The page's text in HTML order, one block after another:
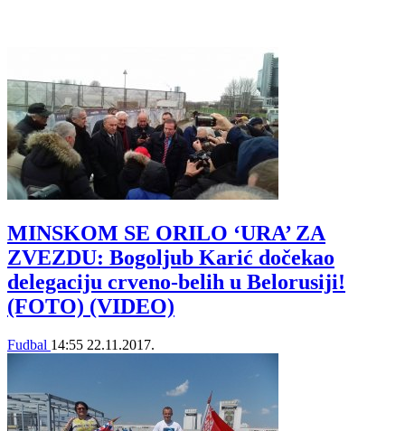
MINSKOM SE ORILO ‘URA’ ZA
ZVEZDU: Bogoljub Karić dočekao
delegaciju crveno-belih u Belorusiji!
(FOTO) (VIDEO)
Fudbal 14:55 22.11.2017.